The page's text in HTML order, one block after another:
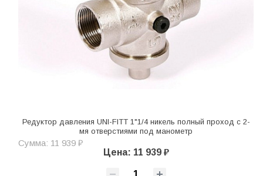
Редуктор давления UNI-FITT 1"1/4 никель полный проход с 2-
мя отверстиями под манометр
Сумма: 11 939 ₽
Цена: 11 939 ₽